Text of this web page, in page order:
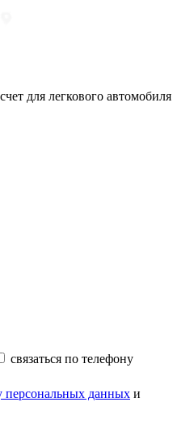
для легкового автомобиля
связаться по телефону
персональных данных и